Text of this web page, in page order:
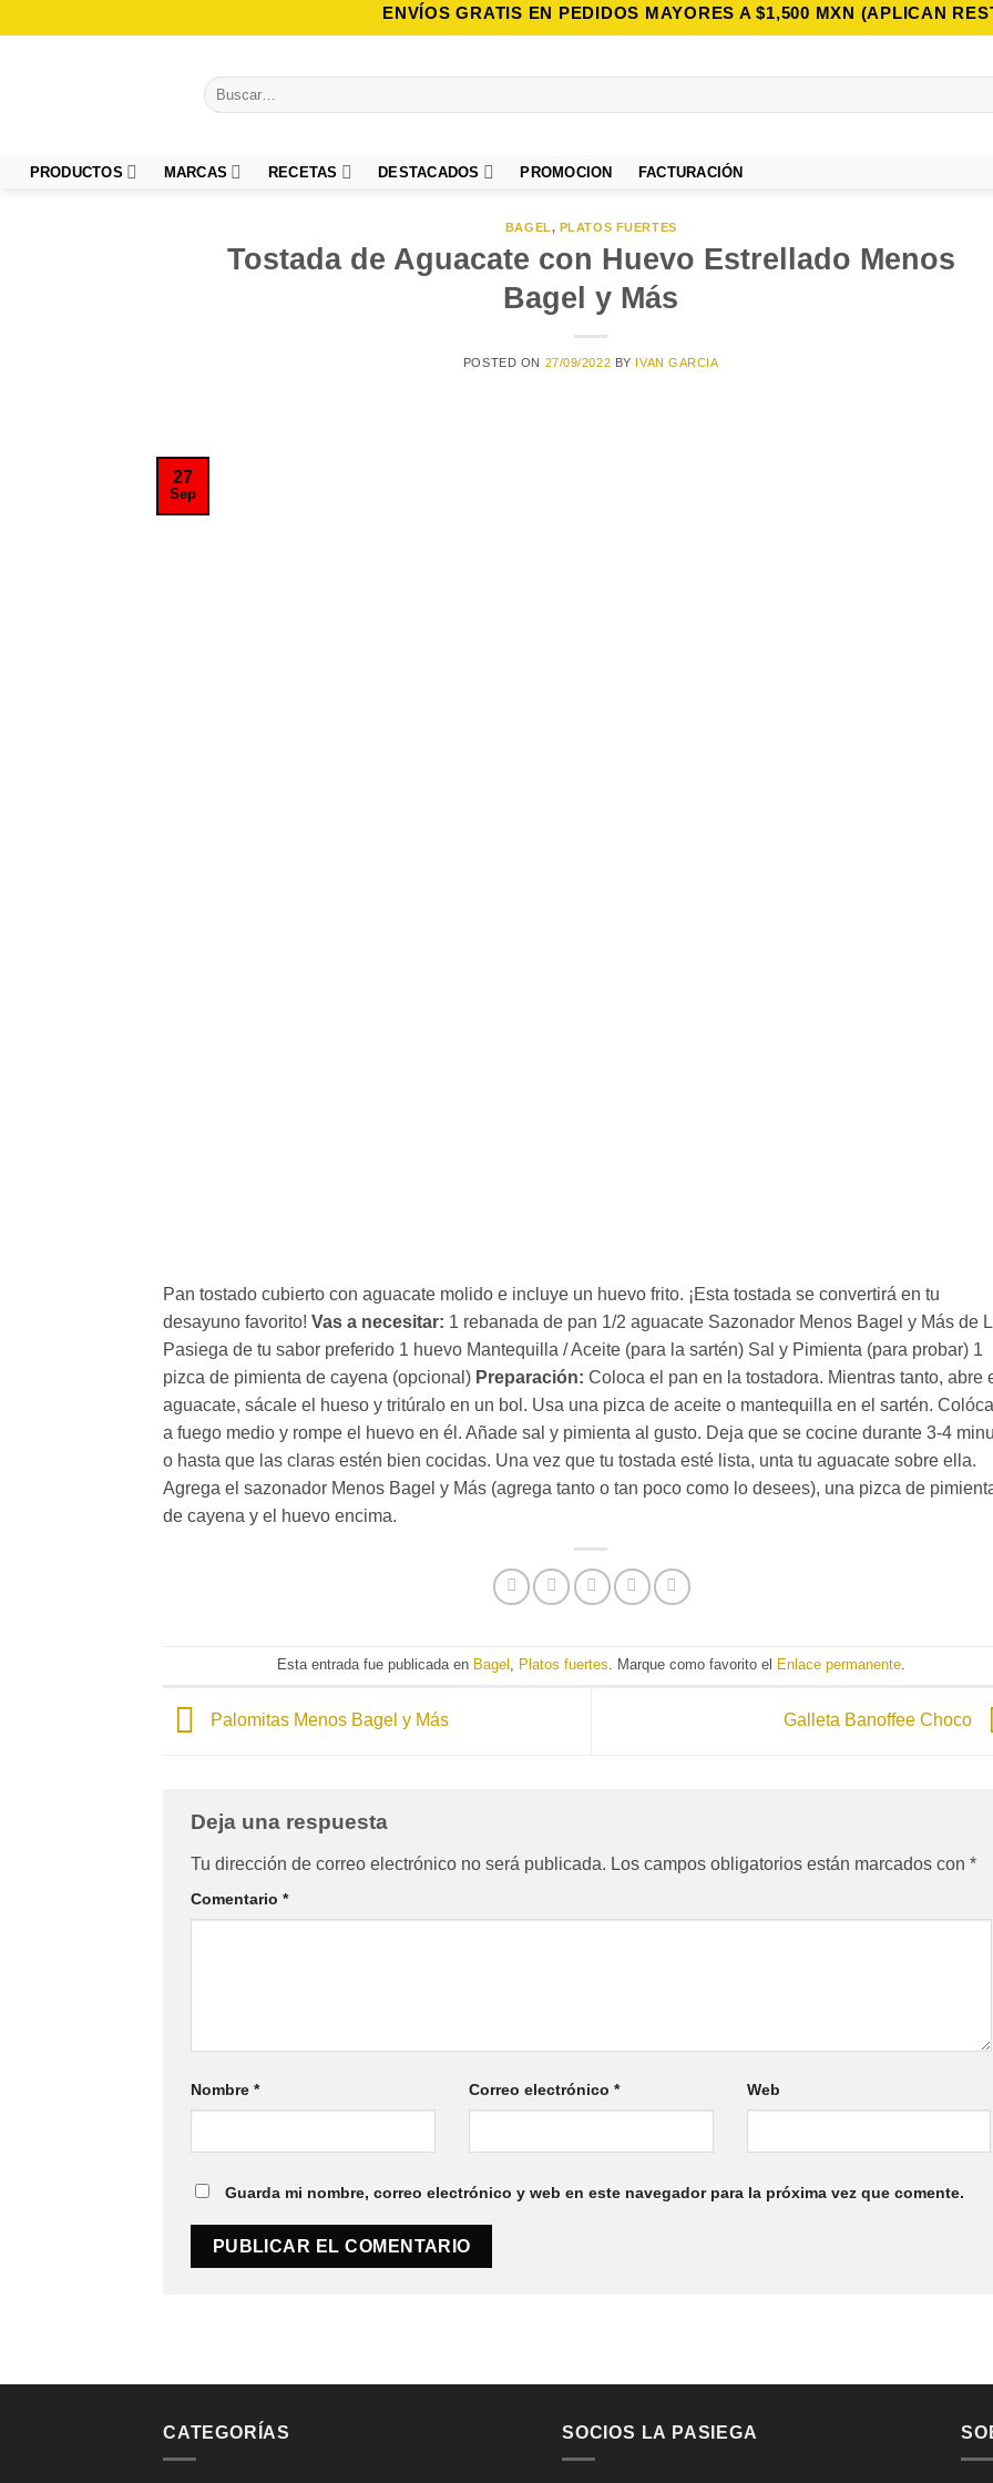
al
ENVÍOS GRATIS EN PEDIDOS MAYORES A $1,500 MXN (APLICAN
Buscar
por:
PRODUCTOS MARCAS RECETAS DESTACADOS PROMOCION FACTURACIÓN
BAGEL, PLATOS FUERTES
Tostada de Aguacate con Huevo Estrellado Menos
Bagel y Más
POSTED ON 27/09/2022 BY IVAN GARCIA
27
Sep
Pan tostado cubierto con aguacate molido e incluye un huevo frito. ¡Esta tostada se convertirá en tu
desayuno favorito! Vas a necesitar: 1 rebanada de pan 1/2 aguacate Sazonador Menos Bagel y Más de
Pasiega de tu sabor preferido 1 huevo Mantequilla / Aceite (para la sartén) Sal y Pimienta (para probar) 1
pizca de pimienta de cayena (opcional) Preparación: Coloca el pan en la tostadora. Mientras tanto, abre
aguacate, sácale el hueso y tritúralo en un bol. Usa una pizca de aceite o mantequilla en el sartén.
a fuego medio y rompe el huevo en él. Añade sal y pimienta al gusto. Deja que se cocine durante 3-4
o hasta que las claras estén bien cocidas. Una vez que tu tostada esté lista, unta tu aguacate sobre ella.
Agrega el sazonador Menos Bagel y Más (agrega tanto o tan poco como lo desees), una pizca de
de cayena y el huevo encima.
Esta entrada fue publicada en Bagel , Platos fuertes. Marque como favorito el Enlace permanente.
Palomitas Menos Bagel y Más Galleta Banoffee Choco
Deja una respuesta
Tu dirección de correo electrónico no será publicada. Los campos obligatorios están marcados con *
Comentario *
Nombre * Correo electrónico * Web
Guarda mi nombre, correo electrónico y web en este navegador para la próxima vez que comente.
CATEGORÍAS SOCIOS LA PASIEGA